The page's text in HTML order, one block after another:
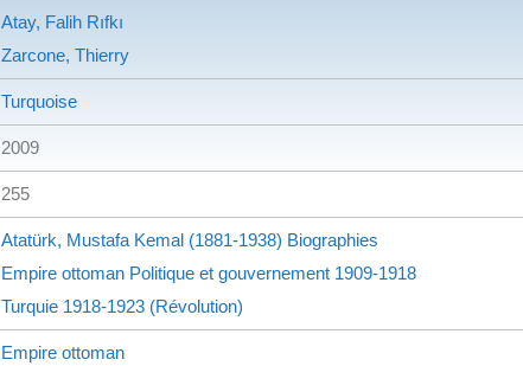
Atay, Falih Rıfkı
Zarcone, Thierry
Turquoise
2009
255
Atatürk, Mustafa Kemal (1881-1938) Biographies
Empire ottoman Politique et gouvernement 1909-1918
Turquie 1918-1923 (Révolution)
Empire ottoman